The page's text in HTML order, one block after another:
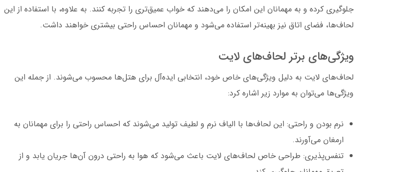
جلوگیری کرده و به مهمانان این امکان را می‌دهند که خواب عمیق‌تری را تجربه کنند. به علاوه، با استفاده از این
لحاف‌ها، فضای اتاق نیز بهینه‌تر استفاده می‌شود و مهمانان احساس راحتی بیشتری خواهند داشت.
ویژگی‌های برتر لحاف‌های لایت
لحاف‌های لایت به دلیل ویژگی‌های خاص خود، انتخابی ایده‌آل برای هتل‌ها محسوب می‌شوند. از جمله این
ویژگی‌ها می‌توان به موارد زیر اشاره کرد:
نرم بودن و راحتی: این لحاف‌ها با الیاف نرم و لطیف تولید می‌شوند که احساس راحتی را برای مهمانان به
ارمغان می‌آورند.
تنفس‌پذیری: طراحی خاص لحاف‌های لایت باعث می‌شود که هوا به راحتی درون آن‌ها جریان یابد و از